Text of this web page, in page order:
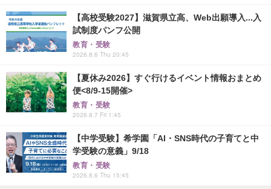
【高校受験2027】滋賀県立高、Web出願導入...入
試制度パンフ公開
教育・受験
2026.8.6 Thu 20:45
【夏休み2026】すぐ行けるイベント情報おまとめ
便<8/9-15開催>
教育・受験
2026.8.7 Fri 1:45
【中学受験】希学園「AI・SNS時代の子育てと中
学受験の意義」9/18
教育・受験
2026.8.6 Thu 15:45